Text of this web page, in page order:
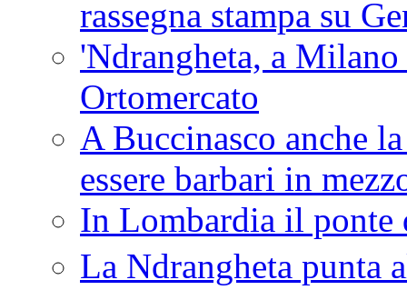
rassegna stampa su
'Ndrangheta, a Milano
Ortomercato
A Buccinasco anche
essere barbari in
In Lombardia il ponte
La Ndrangheta